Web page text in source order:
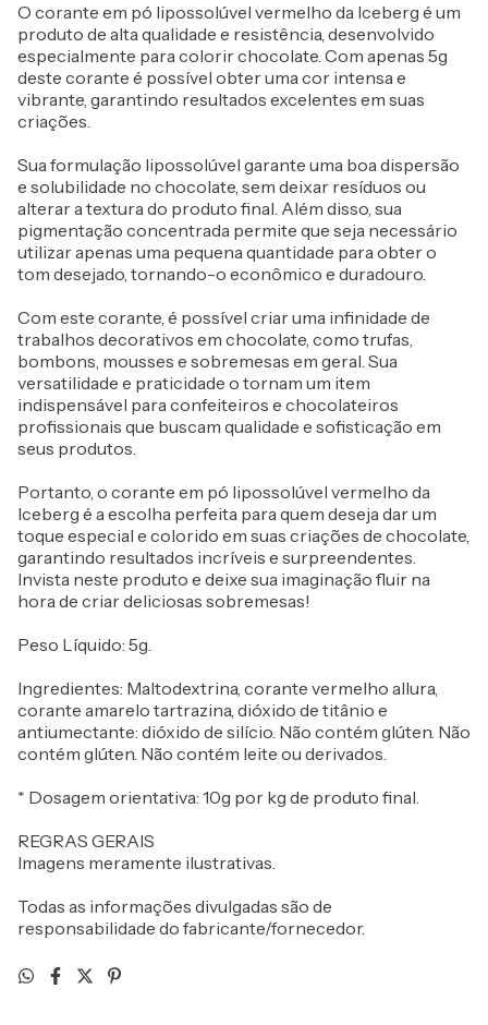
O corante em pó lipossolúvel vermelho da Iceberg é um
produto de alta qualidade e resistência, desenvolvido
especialmente para colorir chocolate. Com apenas 5g
deste corante é possível obter uma cor intensa e
vibrante, garantindo resultados excelentes em suas
criações.
Sua formulação lipossolúvel garante uma boa dispersão
e solubilidade no chocolate, sem deixar resíduos ou
alterar a textura do produto final. Além disso, sua
pigmentação concentrada permite que seja necessário
utilizar apenas uma pequena quantidade para obter o
tom desejado, tornando-o econômico e duradouro.
Com este corante, é possível criar uma infinidade de
trabalhos decorativos em chocolate, como trufas,
bombons, mousses e sobremesas em geral. Sua
versatilidade e praticidade o tornam um item
indispensável para confeiteiros e chocolateiros
profissionais que buscam qualidade e sofisticação em
seus produtos.
Portanto, o corante em pó lipossolúvel vermelho da
Iceberg é a escolha perfeita para quem deseja dar um
toque especial e colorido em suas criações de chocolate,
garantindo resultados incríveis e surpreendentes.
Invista neste produto e deixe sua imaginação fluir na
hora de criar deliciosas sobremesas!
Peso Líquido: 5g.
Ingredientes: Maltodextrina, corante vermelho allura,
corante amarelo tartrazina, dióxido de titânio e
antiumectante: dióxido de silício. Não contém glúten. Não
contém glúten. Não contém leite ou derivados.
* Dosagem orientativa: 10g por kg de produto final.
REGRAS GERAIS
Imagens meramente ilustrativas.
Todas as informações divulgadas são de
responsabilidade do fabricante/fornecedor.